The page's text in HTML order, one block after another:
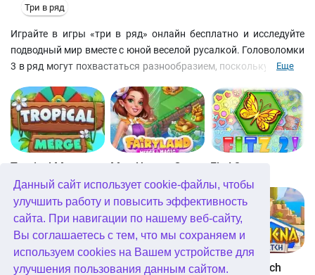
Данный сайт использует cookie-файлы, чтобы
улучшить работу и повысить эффективность
сайта. При навигации по нашему веб-сайту,
Вы соглашаетесь с тем, что мы сохраняем и
используем cookies на Вашем устройстве для
улучшения пользования данным сайтом.
Три в ряд
Играйте в игры «три в ряд» онлайн бесплатно и исследуйте
подводный мир вместе с юной веселой русалкой. Головоломки
3 в ряд могут похвастаться разнообразием, поскольку уровни
достаточно ракушек определенного цвета. Другая возможная
цель — опустить якоря, удалив все фишки под ними. Убирайте
ракушки рядом с глыбами льда, чтобы растопить их и таким
же образом открыть сундуки с сокровищами. Кстати, проходя
головоломок «3 в ряд» online вы также будете натыкаться на
сундуки, полные монет и бонусов. Играйте каждый день,
вращайте колесо призов, чтобы получить ежедневный бонус, и
выполняйте ежедневные задания, чтобы получить 30 минут
неограниченной игры.
Еще
Tropical Merge Fitz! 2
Fitz! Bubblez! Athena Match